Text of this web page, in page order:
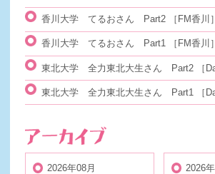
香川大学 てるおさん Part2 ［FM香川］
香川大学 てるおさん Part1 ［FM香川］
東北大学 全力東北大生さん Part2 ［
東北大学 全力東北大生さん Part1 ［
2026年08月 2026